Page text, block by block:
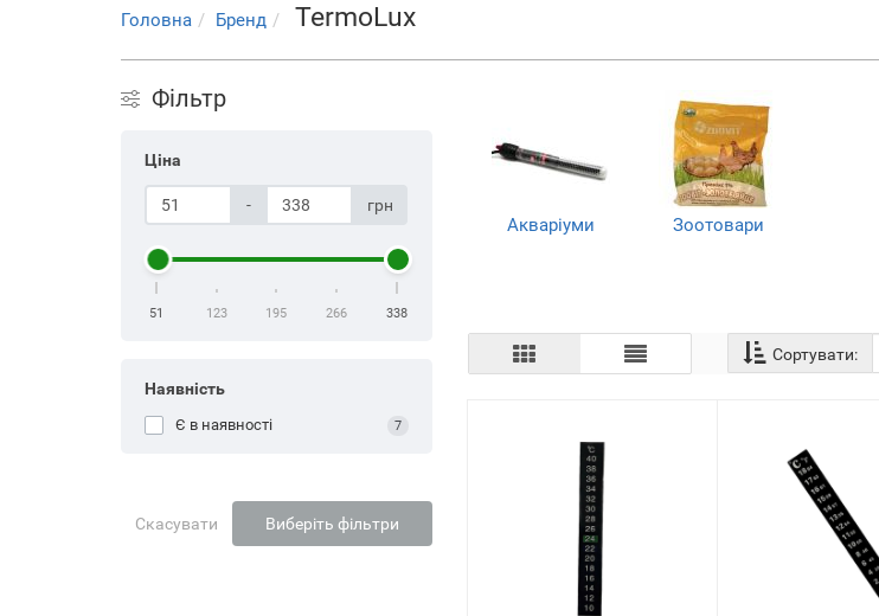
Головна Бренд TermoLux
Фільтр
Ціна
- грн
51 123 195 266 338
Наявність
Є в наявності 7
Скасувати Виберіть фільтри
Акваріуми Зоотовари
Сортувати: